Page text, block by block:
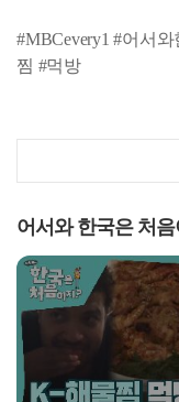
#MBCevery1 #어서
찜 #먹방
어서와 한국은 처음